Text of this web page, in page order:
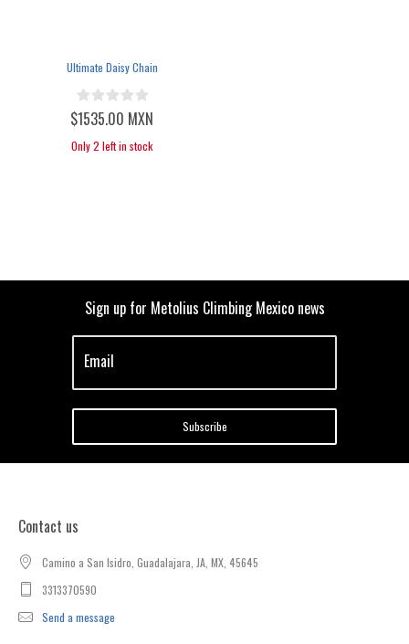
Ultimate Daisy Chain
$1535.00 MXN
Only 2 left in stock
Sign up for Metolius Climbing Mexico news
Email
Subscribe
Contact us
Camino a San Isidro, Guadalajara, JA, MX, 45645
3313370590
Send a message